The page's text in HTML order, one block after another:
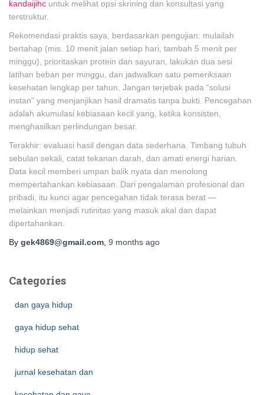
kandaijihc untuk melihat opsi skrining dan konsultasi yang
terstruktur.
Rekomendasi praktis saya, berdasarkan pengujian: mulailah
bertahap (mis. 10 menit jalan setiap hari, tambah 5 menit per
minggu), prioritaskan protein dan sayuran, lakukan dua sesi
latihan beban per minggu, dan jadwalkan satu pemeriksaan
kesehatan lengkap per tahun. Jangan terjebak pada “solusi
instan” yang menjanjikan hasil dramatis tanpa bukti. Pencegahan
adalah akumulasi kebiasaan kecil yang, ketika konsisten,
menghasilkan perlindungan besar.
Terakhir: evaluasi hasil dengan data sederhana. Timbang tubuh
sebulan sekali, catat tekanan darah, dan amati energi harian.
Data kecil memberi umpan balik nyata dan menolong
mempertahankan kebiasaan. Dari pengalaman profesional dan
pribadi, itu kunci agar pencegahan tidak terasa berat —
melainkan menjadi rutinitas yang masuk akal dan dapat
dipertahankan.
By gek4869@gmail.com 9 months ago
Categories
dan gaya hidup
gaya hidup sehat
hidup sehat
jurnal kesehatan dan